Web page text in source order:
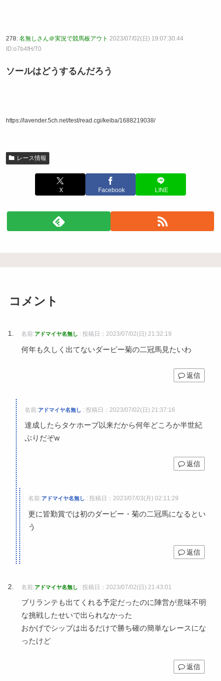
278: 名無しさん＠実況で競馬板アウト 2023/07/02(日) 19:07:30.44
ID:o7b4fH/T0
ソールはどうするんだろう
https://lavender.5ch.net/test/read.cgi/keiba/1688219038/
レース情報
X Facebook LINE
コメント
名前:アドマイヤ名無し : 投稿日：2023/07/02(日) 21:32:19
何年も久しく出てないダービー菊の二冠馬見たいわ
返信
名前:アドマイヤ名無し : 投稿日：2023/07/02(日) 21:37:16
達成したらタケホープ以来だから何年どころか半世紀
ぶりだぞw
返信
名前:アドマイヤ名無し : 投稿日：2023/07/03(月) 02:11:29
更に皆勤賞では初のダービー・菊の二冠馬になるとい
う
返信
名前:アドマイヤ名無し : 投稿日：2023/07/02(日) 21:43:01
ブリランテも出てくれる予定だったのに陣営が意味不明
な挑戦したせいで出られなかった
おかげでシップは出るだけで勝ち確の簡単なレースにな
ったけど
返信